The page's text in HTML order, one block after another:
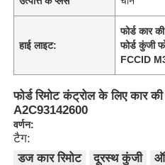
हाई लाइट:
फोर्ड कार
फोर्ड कुंजी
FCCID
फोर्ड रिमोट कंट्रोल के लिए कार
A2C93142600
वर्णन:
टैग:
डज कार रिमोट
दूरस्थ कुंजी